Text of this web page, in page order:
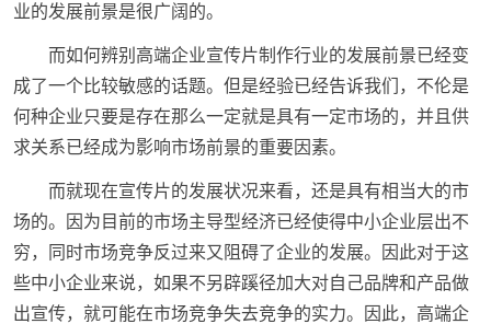
业的发展前景是很广阔的。
而如何辨别高端企业宣传片制作行业的发展前景已经变
成了一个比较敏感的话题。但是经验已经告诉我们，不伦是
何种企业只要是存在那么一定就是具有一定市场的，并且供
求关系已经成为影响市场前景的重要因素。
而就现在宣传片的发展状况来看，还是具有相当大的市
场的。因为目前的市场主导型经济已经使得中小企业层出不
穷，同时市场竞争反过来又阻碍了企业的发展。因此对于这
些中小企业来说，如果不另辟蹊径加大对自己品牌和产品做
出宣传，就可能在市场竞争失去竞争的实力。因此，高端企